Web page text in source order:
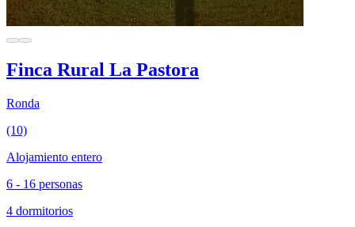
Finca Rural La Pastora
Ronda
(10)
Alojamiento entero
6 - 16 personas
4 dormitorios